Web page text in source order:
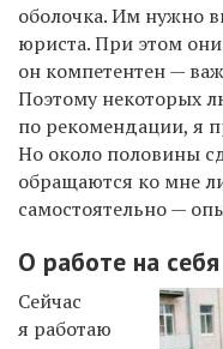
оболочка. Им нужно
юриста. При этом
он компетентен —
Поэтому некоторых
по рекомендации, я
Но около половины
обращаются ко мне
самостоятельно —
О работе на себя
Сейчас
я работаю